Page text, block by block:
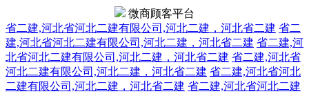
微商顾客平台
省二建,河北省河北二建有限公司,河北二建，河北省二建 省二
建,河北省河北二建有限公司,河北二建，河北省二建 省二建,河
北省河北二建有限公司,河北二建，河北省二建 省二建,河北省
河北二建有限公司,河北二建，河北省二建 省二建,河北省河北
二建有限公司,河北二建，河北省二建 省二建,河北省河北二建